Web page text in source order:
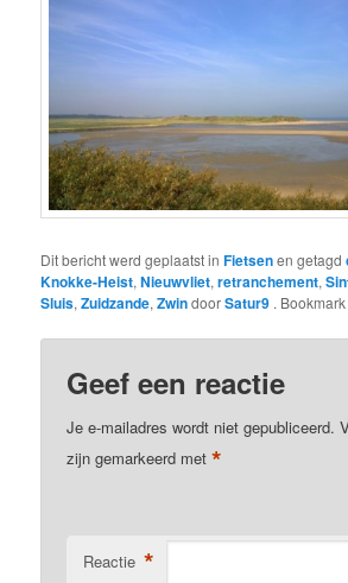
Dit bericht werd geplaatst inFietsenen getagd
Knokke-Heist,Nieuwvliet,retranchement,
Sluis,Zuidzande,ZwindoorSatur9 .
Geef een reactie
Je e-mailadres wordt niet gepubliceerd.
zijn gemarkeerd met*
Reactie *